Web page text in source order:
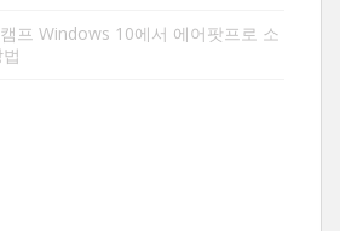
프 Windows 10에서 에어팟프로 소